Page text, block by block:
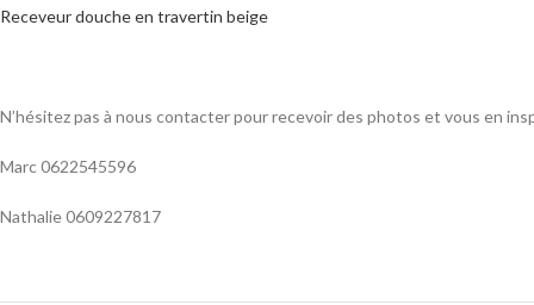
Receveur douche en travertin beige
N’hésitez pas à nous contacter pour recevoir des photos et vous en
Marc 0622545596
Nathalie 0609227817